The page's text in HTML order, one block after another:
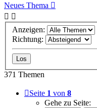
Neues Thema
Anzeigen:
Richtung:
371 Themen
Seite 1 von 8
Gehe zu Seite: